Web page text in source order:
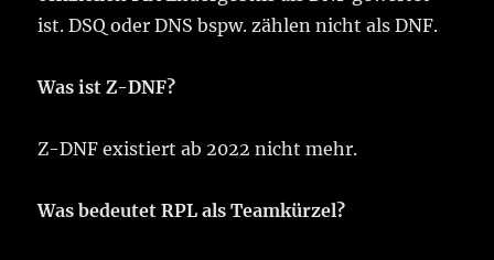
ist. DSQ oder DNS bspw. zählen nicht als DNF.
Was ist Z-DNF?
Z-DNF existiert ab 2022 nicht mehr.
Was bedeutet RPL als Teamkürzel?